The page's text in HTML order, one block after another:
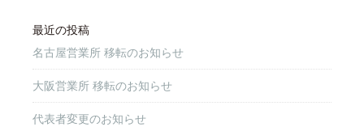
最近の投稿
名古屋営業所 移転のお知らせ
大阪営業所 移転のお知らせ
代表者変更のお知らせ